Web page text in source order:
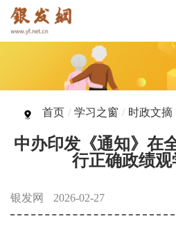
首页 / 学习之窗 / 时政文摘
中办印发《通知》在
行正确政绩
银发网 2026-02-27